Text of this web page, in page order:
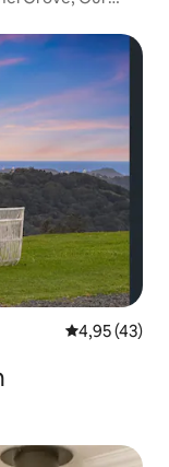
Gemiddelde
4,95 (43)